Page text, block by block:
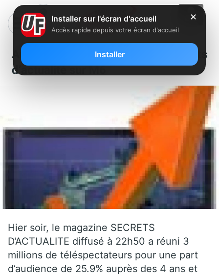
Audience record pour Secrets
d’actualité sur M6
Hier soir, le magazine SECRETS
D’ACTUALITE diffusé à 22h50 a réuni 3
millions de téléspectateurs pour une part
d’audience de 25.9% auprès des 4 ans et
✕
Installer sur l'écran d'accueil
Accès rapide depuis votre écran d'accueil
Installer